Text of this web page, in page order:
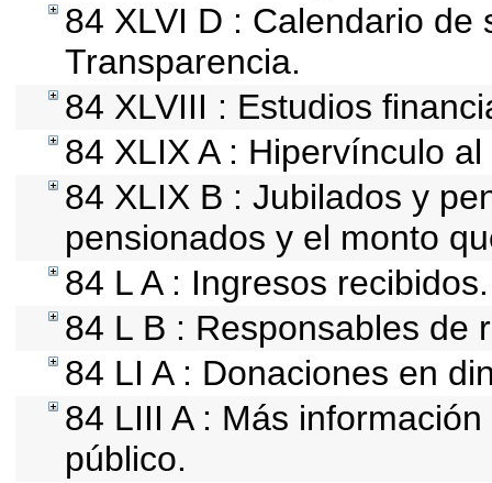
84 XLVI D : Calendario
Transparencia.
84 XLVIII : Estudios
84 XLIX A : Hipervínculo
84 XLIX B : Jubilados y
pensionados y el monto
84 L A : Ingresos recibidos.
84 L B : Responsables de
84 LI A : Donaciones en
84 LIII A : Más
público.